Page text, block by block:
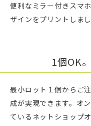
便利なミラー付きスマ
ザインをプリントしまし
1個OK
最小ロット１個からご
成が実現できます。オ
ているネットショップ